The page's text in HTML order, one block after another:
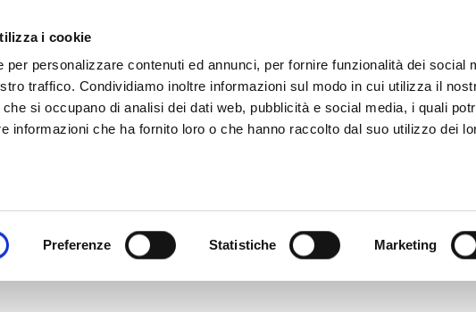
i cookie
per personalizzare contenuti ed annunci, per fornire funzionalità dei social
traffico. Condividiamo inoltre informazioni sul modo in cui utilizza il
si occupano di analisi dei dati web, pubblicità e social media, i quali
informazioni che ha fornito loro o che hanno raccolto dal suo utilizzo dei
Preferenze Statistiche Marketing